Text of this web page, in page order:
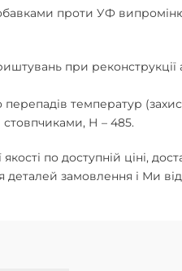
проти УФ
при реконструкції
температур
стовпчиками, Н – 485.
по доступній ціні,
замовлення і Ми